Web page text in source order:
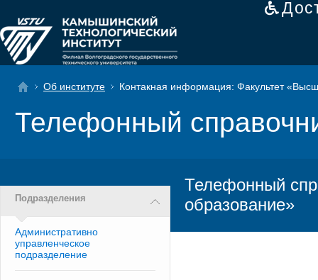
Об институте Контакная информация: Факультет
Телефонный
Подразделения
Административно
управленческое
подразделение
Телефонный
образование»